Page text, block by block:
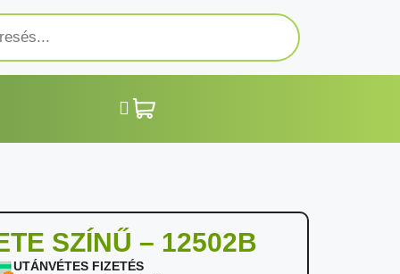
SZÍNŰ – 12502B
UTÁNVÉTES FIZETÉS